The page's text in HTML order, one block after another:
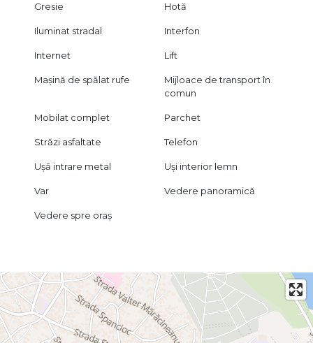
Gresie Hotă
Iluminat stradal Interfon
Internet Lift
Mașină de spălat rufe
Mijloace de transport în
comun
Mobilat complet Parchet
Străzi asfaltate Telefon
Ușă intrare metal Uși interior lemn
Var Vedere panoramică
Vedere spre oraș